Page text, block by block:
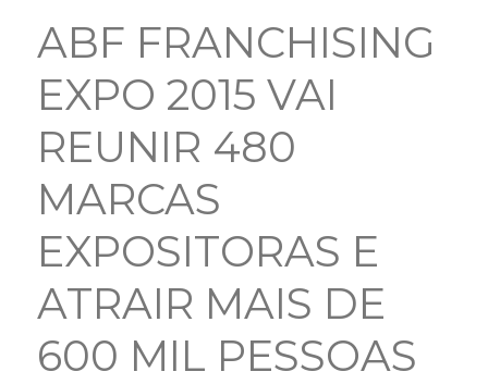
ABF FRANCHISING
EXPO 2015 VAI
REUNIR 480
MARCAS
EXPOSITORAS E
ATRAIR MAIS DE
600 MIL PESSOAS